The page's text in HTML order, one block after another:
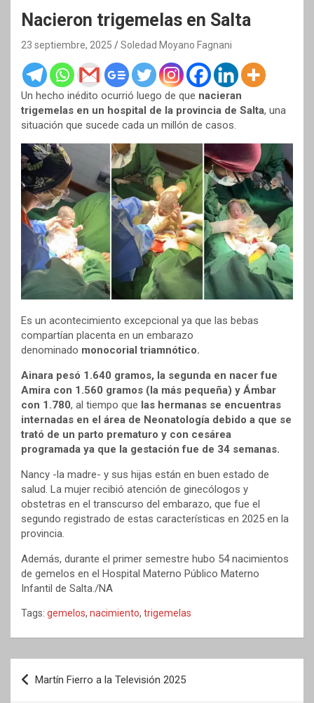
Nacieron trigemelas en Salta
23 septiembre, 2025 Soledad Moyano Fagnani
Un hecho inédito ocurrió luego de que nacieran
trigemelas en un hospital de la provincia de Salta, una
situación que sucede cada un millón de casos.
Es un acontecimiento excepcional ya que las bebas
compartían placenta en un embarazo
denominado monocorial triamnótico.
Ainara pesó 1.640 gramos, la segunda en nacer fue
Amira con 1.560 gramos (la más pequeña) y Ámbar
con 1.780, al tiempo que las hermanas se encuentras
internadas en el área de Neonatología debido a que se
trató de un parto prematuro y con cesárea
programada ya que la gestación fue de 34 semanas.
Nancy -la madre- y sus hijas están en buen estado de
salud. La mujer recibió atención de ginecólogos y
obstetras en el transcurso del embarazo, que fue el
segundo registrado de estas características en 2025 en la
provincia.
Además, durante el primer semestre hubo 54 nacimientos
de gemelos en el Hospital Materno Público Materno
Infantil de Salta./NA
Tags: gemelos, nacimiento, trigemelas
Navegación
de
Martín Fierro a la Televisión 2025